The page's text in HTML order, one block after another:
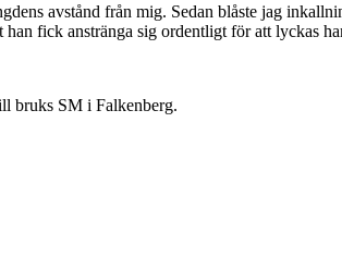
avstånd från mig. Sedan blåste jag
fick anstränga sig ordentligt för att lyckas
bruks SM i Falkenberg.